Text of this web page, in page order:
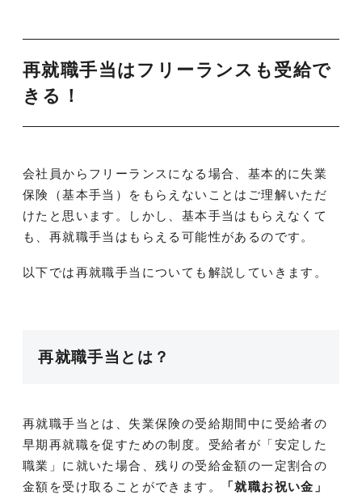
再就職手当はフリーランスも受給で
きる！
会社員からフリーランスになる場合、基本的に失業
保険（基本手当）をもらえないことはご理解いただ
けたと思います。しかし、基本手当はもらえなくて
も、再就職手当はもらえる可能性があるのです。
以下では再就職手当についても解説していきます。
再就職手当とは？
再就職手当とは、失業保険の受給期間中に受給者の
早期再就職を促すための制度。受給者が「安定した
職業」に就いた場合、残りの受給金額の一定割合の
金額を受け取ることができます。
「就職お祝い金」